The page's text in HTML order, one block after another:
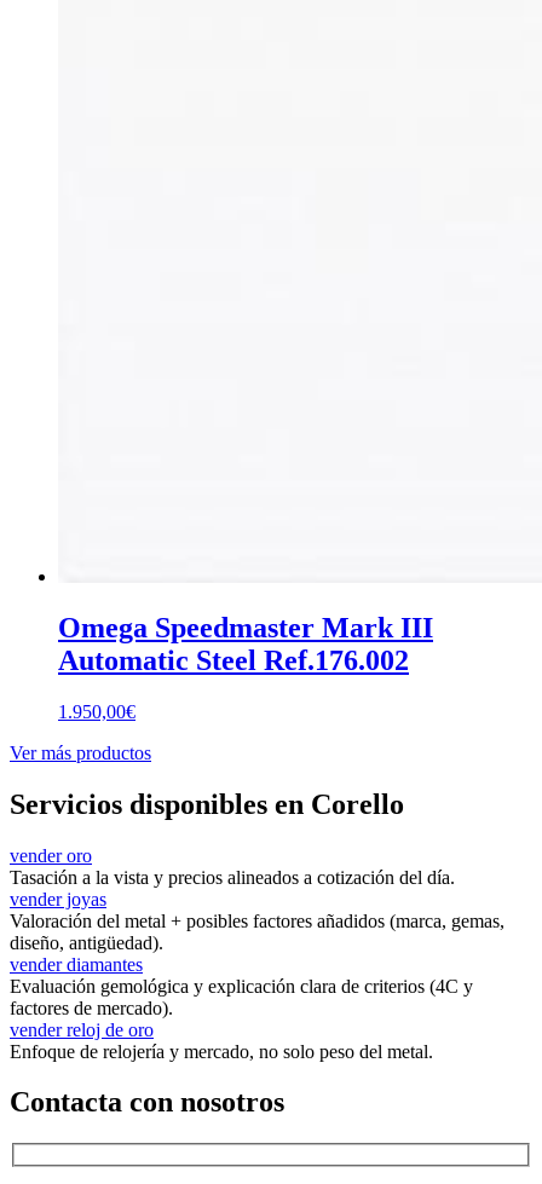
Omega Speedmaster Mark III
Automatic Steel Ref.176.002
1.950,00€
Ver más productos
Servicios disponibles en Corello
vender oro
Tasación a la vista y precios alineados a cotización del día.
vender joyas
Valoración del metal + posibles factores añadidos (marca, gemas,
diseño, antigüedad).
vender diamantes
Evaluación gemológica y explicación clara de criterios (4C y
factores de mercado).
vender reloj de oro
Enfoque de relojería y mercado, no solo peso del metal.
Contacta con nosotros